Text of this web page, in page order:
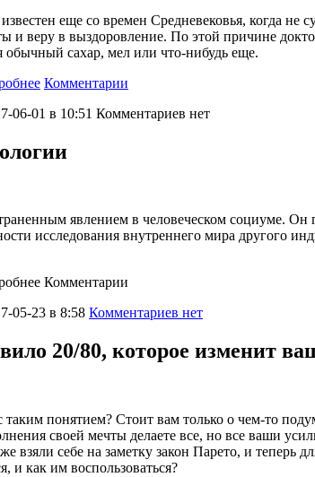
еще со времен Средневековья, когда
и веру в выздоровление. По этой причине
обычный сахар, мел или что-нибудь еще.
Комментарии
06-01 в 10:51 Комментариев нет
явлением в человеческом социуме.
исследования внутреннего мира другого
Комментарии
05-23 в 8:58 Комментариев нет
20/80, которое изменит
таким понятием? Стоит вам только о чем-то
своей мечты делаете все, но все ваши
взяли себе на заметку закон Парето, и
и как им воспользоваться?